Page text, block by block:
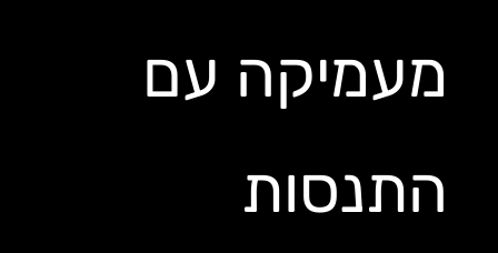
מעמיקה עם
התנסות